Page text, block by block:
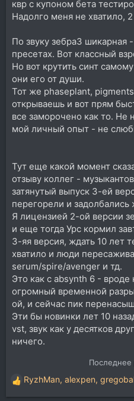
квр с купоном бета
Надолго меня не хватило,
По звуку зебра3 шикарная
пресетах. Вот классный
Но вот крутить синт
они его от души.
Тот же phaseplant,
открываешь и вот прям
все заморочено как то. Не
мой личный опыт - не
Тут еще какой момент
отзыву коллег -
затянутый выпуск 3-ей
перегорели и задолбались
Я лицензией 2-ой версии
и еще тогда Урс кормил
3-яя версия, ждать 10 лет
хватило и люди
serum/spire/avenger и тд.
Это как с absynth 6 - вроде
огромный временной
ой, и сейчас пик
Эти бы новинки лет 10
vst, звук как у десятков
ничего.
Последнее
Р
е
RyzhMan, alexpen,